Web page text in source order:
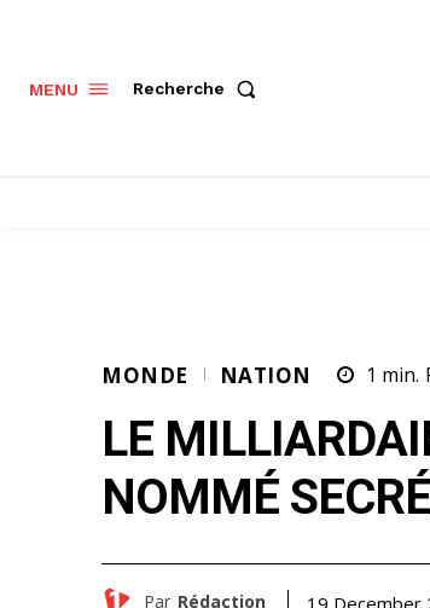
MENU Recherche
MONDE NATION 1 min.
LE
NOMMÉ
Par Rédaction 19 December